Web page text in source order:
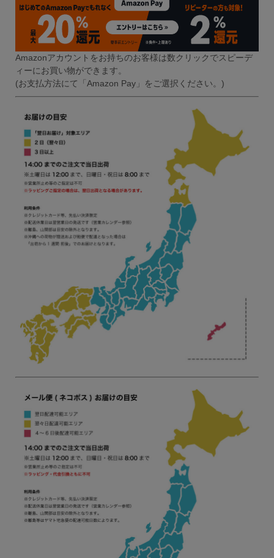
Amazonアカウントをお持ちのお客様は数クリックでスピーデ
ィーにお買い物ができます。
(お支払方法にて「Amazon Pay」をご選択ください。)